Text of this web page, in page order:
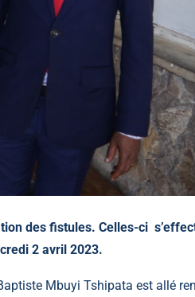
des fistules. Celles-ci
2 avril 2023.
Mbuyi Tshipata est allé